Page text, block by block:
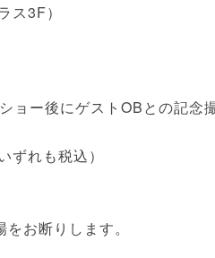
ス3F）
ョー後にゲストOBとの記念
れも税込）
お断りします。